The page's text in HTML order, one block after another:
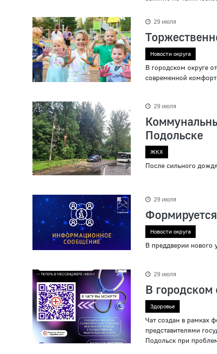
29 июля
Новости округа
В городском округе
современной
29 июля
Подольске
ЖКХ
После сильного
29 июля
Новости округа
В преддверии нового
29 июля
В городском
Здоровье
Чат создан в рамках
представителями
Подольск при